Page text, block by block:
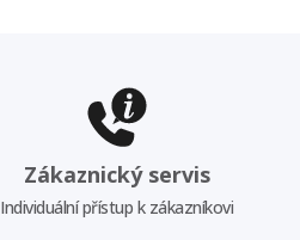
Zákaznický servis
Individuální přístup k zákazníkovi